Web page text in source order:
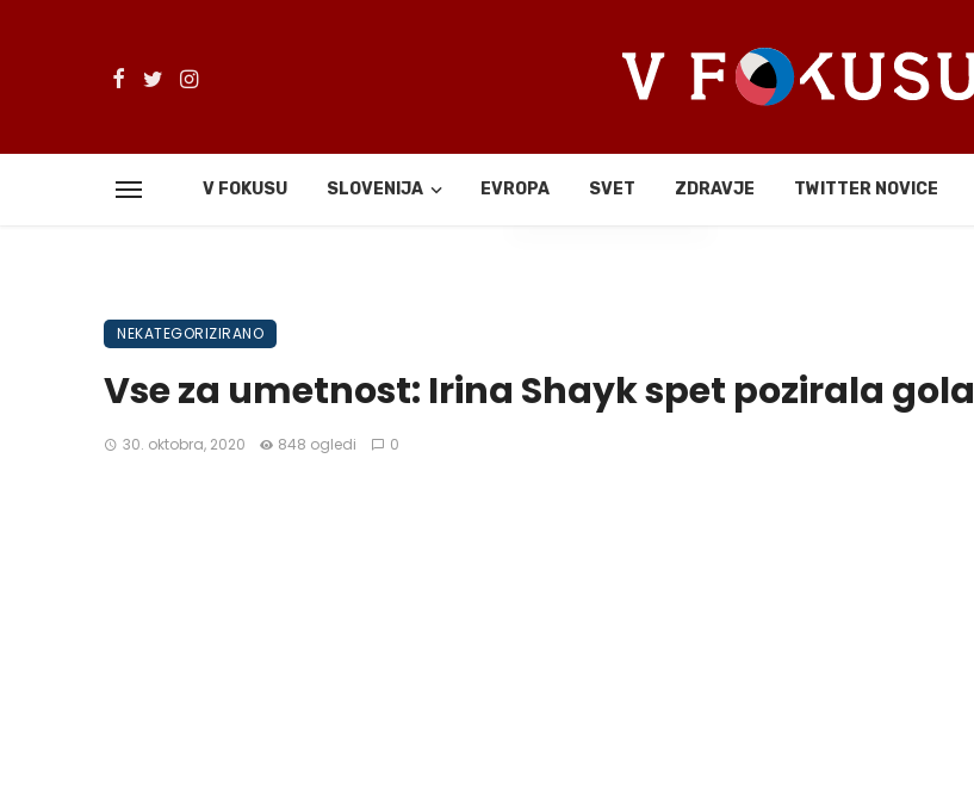
V FOKUSU SLOVENIJA EVROPA SVET ZDRAVJE TWITTER NOVICE
Deli
NEKATEGORIZIRANO
Vse za umetnost: Irina Shayk spet pozirala gola
30. oktobra, 2020 848 ogledi 0